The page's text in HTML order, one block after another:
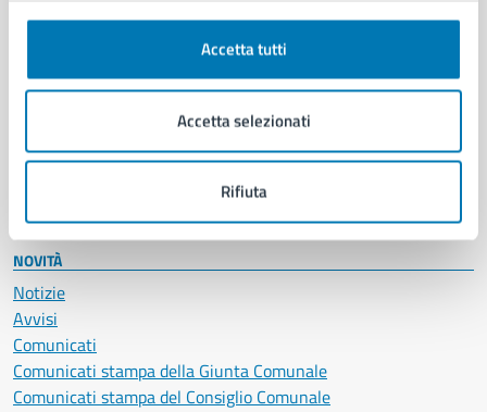
Accetta tutti
Accetta selezionati
Rifiuta
Documenti e certificati
Giustizia e sicurezza pubblica
Salute, benessere e assistenza
Servizi Cimiteriali
NOVITÀ
Notizie
Avvisi
Comunicati
Comunicati stampa della Giunta Comunale
Comunicati stampa del Consiglio Comunale